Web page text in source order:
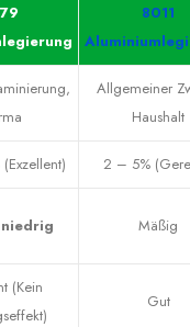
8011
Allgemeiner
Haushalt
​ (Exzellent) 2 – 5%
Mäßig
(Kein
Gut